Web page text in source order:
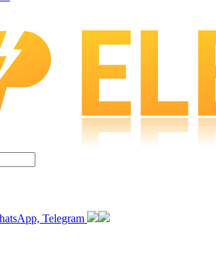
Telegram